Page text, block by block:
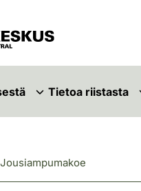
Tietoa riistasta
Jousiampumakoe